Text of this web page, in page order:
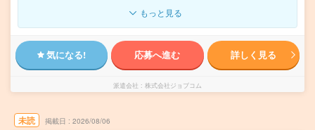
もっと見る
気になる! 応募へ進む 詳しく見る
派遣会社 株式会社ジョブコム
未読 掲載日 2026/08/06